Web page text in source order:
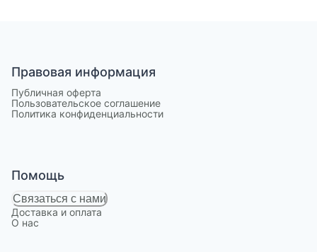
Правовая информация
Публичная оферта
Пользовательское соглашение
Политика конфиденциальности
Помощь
Связаться с нами
Доставка и оплата
О нас